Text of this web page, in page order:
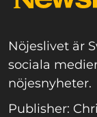
Nöjeslivet är
sociala
nöjesnyheter.
Publisher: